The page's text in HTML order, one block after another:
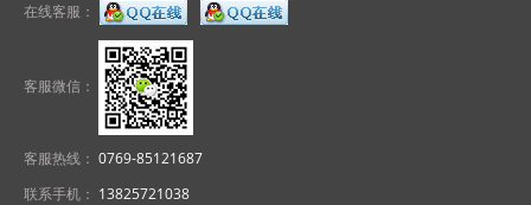
在线客服：
客服微信：
客服热线： 0769-85121687
联系手机： 13825721038